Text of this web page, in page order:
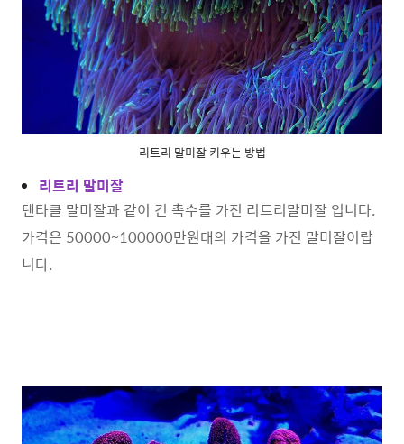
리트리 말미잘 키우는 방법
리트리 말미잘
텐타클 말미잘과 같이 긴 촉수를 가진 리트리말미잘 입니다.
가격은 50000~100000만원대의 가격을 가진 말미잘이랍
니다.